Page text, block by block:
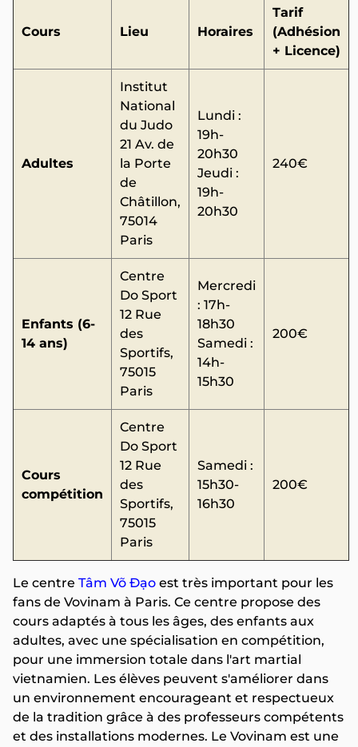
Cours Lieu Horaires
Tarif
(Adhésion
+ Licence)
Adultes
Institut
National
du Judo
21 Av. de
la Porte
de
Châtillon,
75014
Paris
Lundi :
19h-
20h30
Jeudi :
19h-
20h30
240€
Enfants (6-
14 ans)
Centre
Do Sport
12 Rue
des
Sportifs,
75015
Paris
Mercredi
: 17h-
18h30
Samedi :
14h-
15h30
200€
Cours
compétition
Centre
Do Sport
12 Rue
des
Sportifs,
75015
Paris
Samedi :
15h30-
16h30
200€
Le centre Tâm Võ Đạo est très important pour les
fans de Vovinam à Paris. Ce centre propose des
cours adaptés à tous les âges, des enfants aux
adultes, avec une spécialisation en compétition,
pour une immersion totale dans l'art martial
vietnamien. Les élèves peuvent s'améliorer dans
un environnement encourageant et respectueux
de la tradition grâce à des professeurs compétents
et des installations modernes. Le Vovinam est une